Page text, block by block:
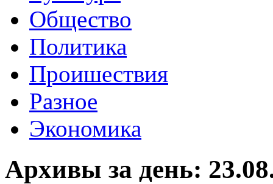
Общество
Политика
Проишествия
Разное
Экономика
Архивы за день: